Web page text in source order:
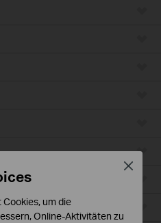
um die
Online-Aktivitäten zu
Close